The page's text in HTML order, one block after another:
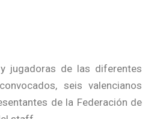
jugadoras de las diferentes
seis valencianos
de la Federación de